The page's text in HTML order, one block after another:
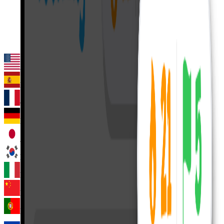
Испанский
Французский
Немецкий
Корейский
Итальянский
Китайский
Португальский